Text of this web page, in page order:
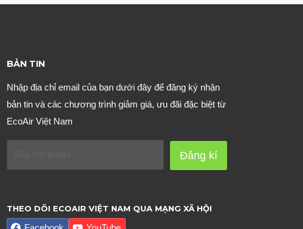
BẢN TIN
Nhập địa chỉ email của bạn dưới đây để đăng ký nhận
bản tin và các chương trình giảm giá, ưu đãi đặc biệt từ
EcoAir Việt Nam
Đăng kí
THEO DÕI ECOAIR VIỆT NAM QUA MẠNG XÃ HỘI